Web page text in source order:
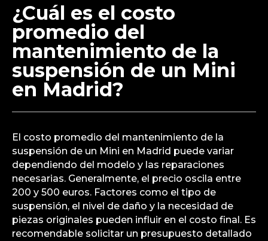
¿Cuál es el costo
promedio del
mantenimiento de la
suspensión de un Mini
en Madrid?
El costo promedio del mantenimiento de la
suspensión de un Mini en Madrid puede variar
dependiendo del modelo y las reparaciones
necesarias. Generalmente, el precio oscila entre
200 y 500 euros. Factores como el tipo de
suspensión, el nivel de daño y la necesidad de
piezas originales pueden influir en el costo final. Es
recomendable solicitar un presupuesto detallado